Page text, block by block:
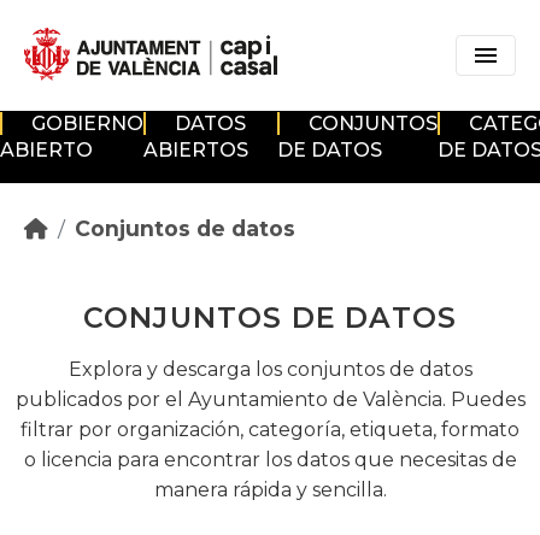
GOBIERNO
ABIERTO
DATOS
ABIERTOS
CONJUNTOS
DE DATOS
DE
Conjuntos de datos
CONJUNTOS DE DATOS
Explora y descarga los conjuntos de datos
publicados por el Ayuntamiento de València. Puedes
filtrar por organización, categoría, etiqueta, formato
o licencia para encontrar los datos que necesitas de
manera rápida y sencilla.